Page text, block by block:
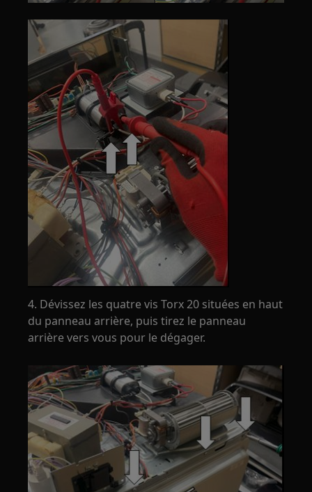
4. Dévissez les quatre vis Torx 20 situées en haut
du panneau arrière, puis tirez le panneau
arrière vers vous pour le dégager.